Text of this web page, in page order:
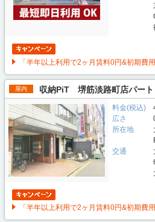
「半年以上利用で2ヶ月賃料0円&初期費用
屋内 収納PiT 堺筋淡路町店パー
料金(税込)
広さ
所在地
交通
「半年以上利用で2ヶ月賃料0円&初期費用